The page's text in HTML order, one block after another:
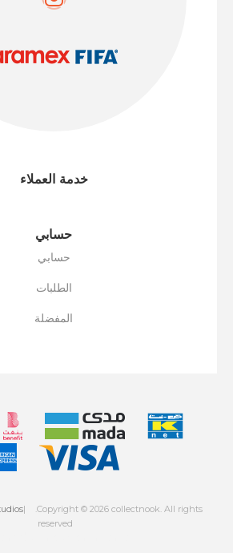
خدمة العملاء
حسابي
حسابي
الطلبات
المفضلة
.Copyright © 2026 collectnook. All rights
reserved